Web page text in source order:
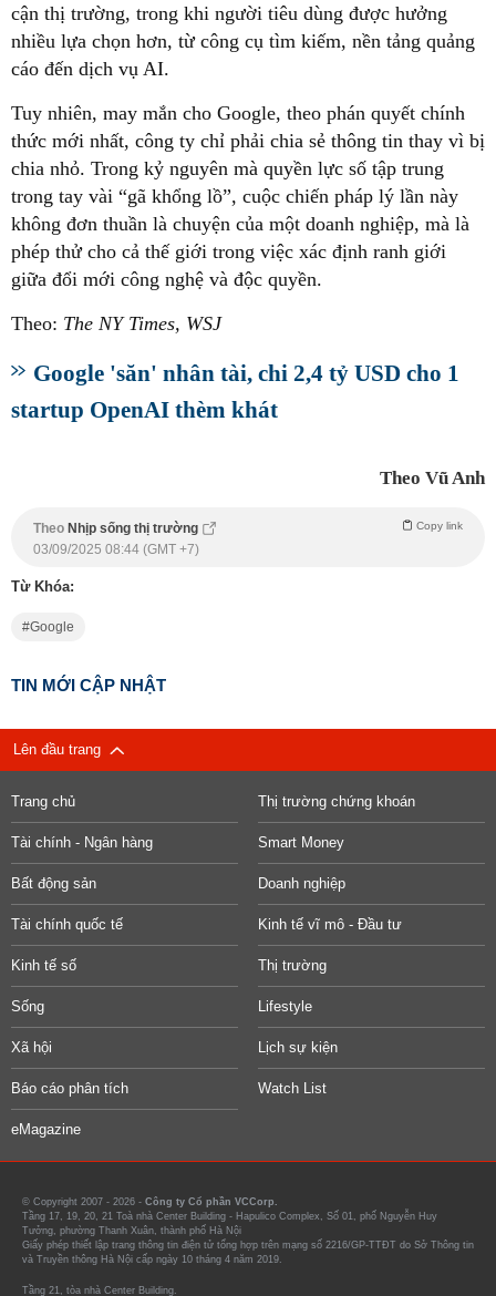
cận thị trường, trong khi người tiêu dùng được hưởng
nhiều lựa chọn hơn, từ công cụ tìm kiếm, nền tảng quảng
cáo đến dịch vụ AI.
Tuy nhiên, may mắn cho Google, theo phán quyết chính
thức mới nhất, công ty chỉ phải chia sẻ thông tin thay vì bị
chia nhỏ. Trong kỷ nguyên mà quyền lực số tập trung
trong tay vài “gã khổng lồ”, cuộc chiến pháp lý lần này
không đơn thuần là chuyện của một doanh nghiệp, mà là
phép thử cho cả thế giới trong việc xác định ranh giới
giữa đổi mới công nghệ và độc quyền.
Theo: The NY Times, WSJ
Google 'săn' nhân tài, chi 2,4 tỷ USD cho 1
startup OpenAI thèm khát
Theo Vũ Anh
Theo Nhịp sống thị trường Copy link
03/09/2025 08:44 (GMT +7)
Từ Khóa:
Google
TIN MỚI CẬP NHẬT
Lên đầu trang
Trang chủ Thị trường chứng khoán
Tài chính - Ngân hàng Smart Money
Bất động sản Doanh nghiệp
Tài chính quốc tế Kinh tế vĩ mô - Đầu tư
Kinh tế số Thị trường
Sống Lifestyle
Xã hội Lịch sự kiện
Báo cáo phân tích Watch List
eMagazine
© Copyright 2007 - 2026 - Công ty Cổ phần VCCorp.
Tầng 17, 19, 20, 21 Toà nhà Center Building - Hapulico Complex, Số 01, phố Nguyễn Huy
Tưởng, phường Thanh Xuân, thành phố Hà Nội
Giấy phép thiết lập trang thông tin điện tử tổng hợp trên mạng số 2216/GP-TTĐT do Sở Thông tin
và Truyền thông Hà Nội cấp ngày 10 tháng 4 năm 2019.
Tầng 21, tòa nhà Center Building.